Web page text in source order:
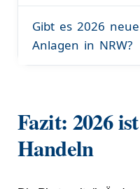
Gibt es 2026
Anlagen in NRW?
Fazit: 2026
Handeln